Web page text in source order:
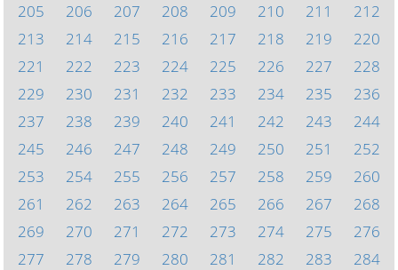
205
206 207 208 209 210 211
212
213
214 215 216 217 218 219
220
221
222 223 224 225 226 227
228
229
230 231 232 233 234 235
236
237
238 239 240 241 242 243
244
245
246 247 248 249 250 251
252
253
254 255 256 257 258 259
260
261
262 263 264 265 266 267
268
269
270 271 272 273 274 275
276
277
278 279 280 281 282 283
284